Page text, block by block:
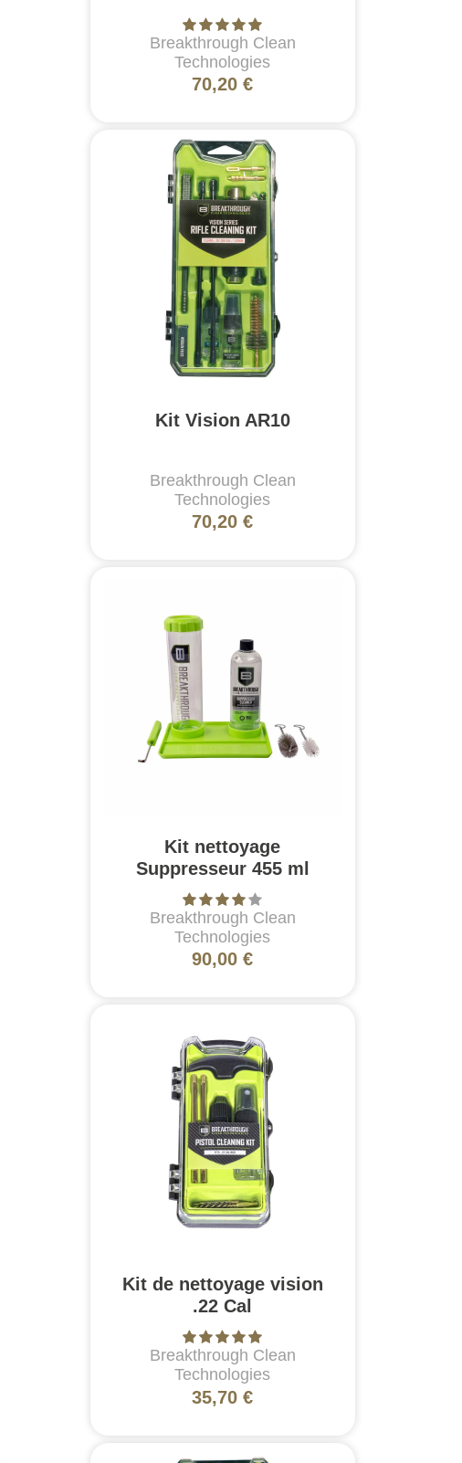
Breakthrough Clean
Technologies
70,20 €
Kit Vision AR10
Breakthrough Clean
Technologies
70,20 €
Kit nettoyage
Suppresseur 455 ml
Breakthrough Clean
Technologies
90,00 €
Kit de nettoyage vision
.22 Cal
Breakthrough Clean
Technologies
35,70 €